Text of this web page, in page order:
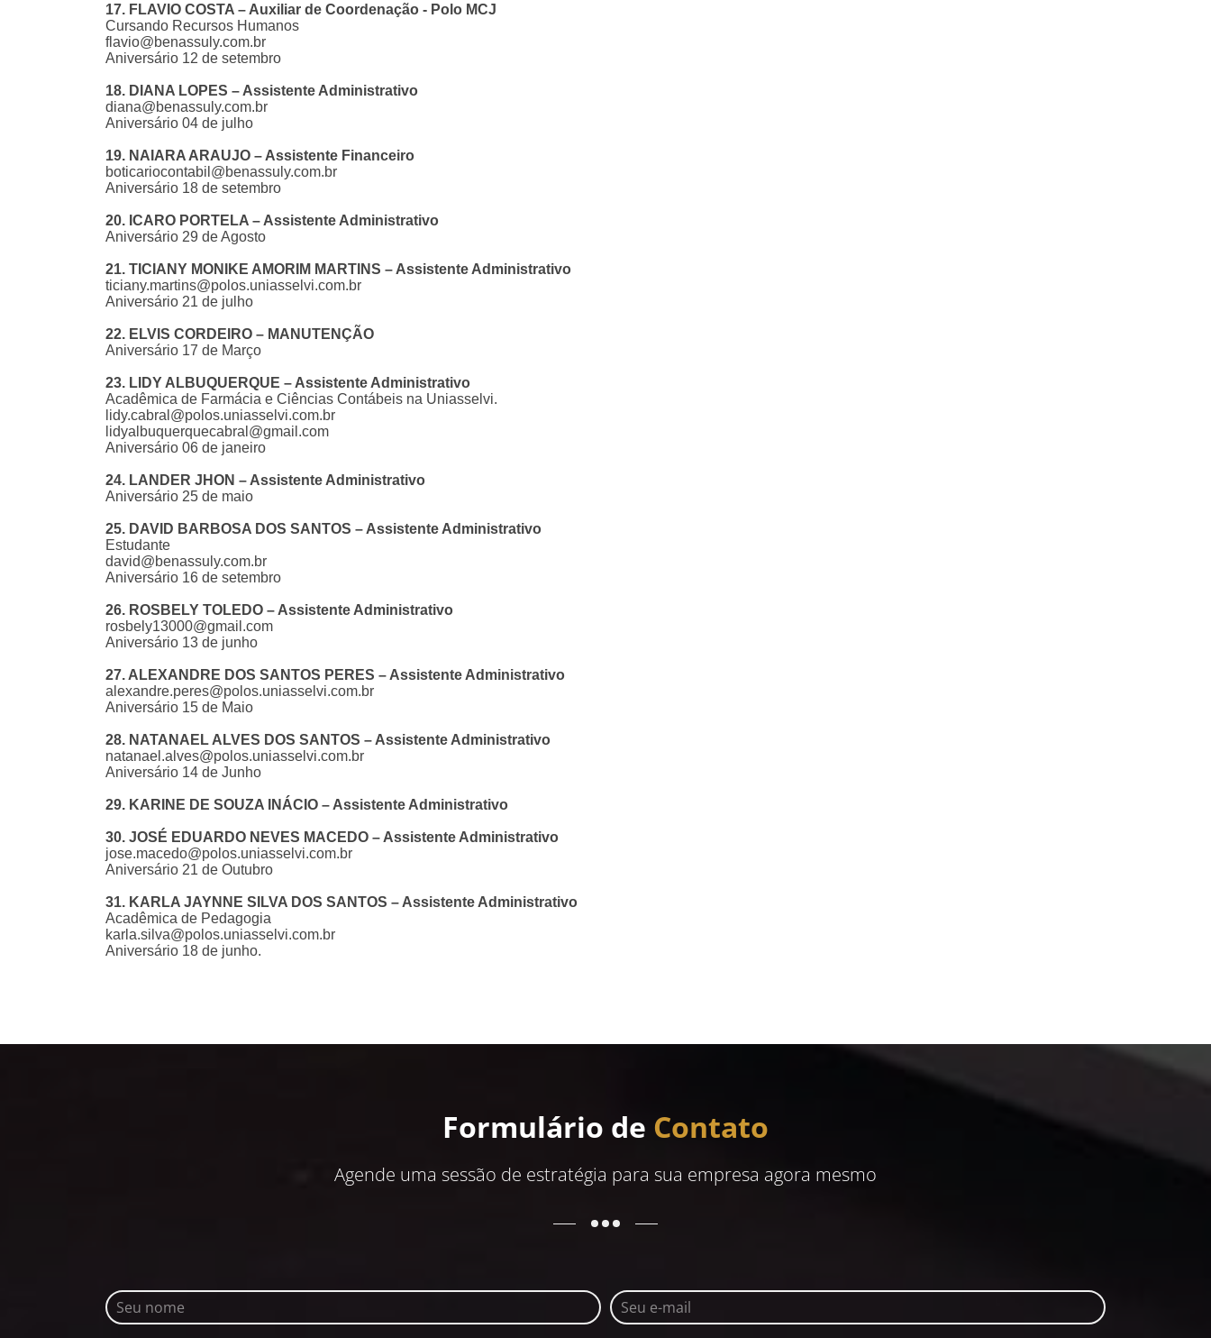
17. FLAVIO COSTA – Auxiliar de Coordenação - Polo MCJ
Cursando Recursos Humanos
flavio@benassuly.com.br
Aniversário 12 de setembro
18. DIANA LOPES – Assistente Administrativo
diana@benassuly.com.br
Aniversário 04 de julho
19. NAIARA ARAUJO – Assistente Financeiro
boticariocontabil@benassuly.com.br
Aniversário 18 de setembro
20. ICARO PORTELA – Assistente Administrativo
Aniversário 29 de Agosto
21. TICIANY MONIKE AMORIM MARTINS – Assistente Administrativo
ticiany.martins@polos.uniasselvi.com.br
Aniversário 21 de julho
22. ELVIS CORDEIRO – MANUTENÇÃO
Aniversário 17 de Março
23. LIDY ALBUQUERQUE – Assistente Administrativo
Acadêmica de Farmácia e Ciências Contábeis na Uniasselvi.
lidy.cabral@polos.uniasselvi.com.br
lidyalbuquerquecabral@gmail.com
Aniversário 06 de janeiro
24. LANDER JHON – Assistente Administrativo
Aniversário 25 de maio
25. DAVID BARBOSA DOS SANTOS – Assistente Administrativo
Estudante
david@benassuly.com.br
Aniversário 16 de setembro
26. ROSBELY TOLEDO – Assistente Administrativo
rosbely13000@gmail.com
Aniversário 13 de junho
27. ALEXANDRE DOS SANTOS PERES – Assistente Administrativo
alexandre.peres@polos.uniasselvi.com.br
Aniversário 15 de Maio
28. NATANAEL ALVES DOS SANTOS – Assistente Administrativo
natanael.alves@polos.uniasselvi.com.br
Aniversário 14 de Junho
29. KARINE DE SOUZA INÁCIO – Assistente Administrativo
30. JOSÉ EDUARDO NEVES MACEDO – Assistente Administrativo
jose.macedo@polos.uniasselvi.com.br
Aniversário 21 de Outubro
31. KARLA JAYNNE SILVA DOS SANTOS – Assistente Administrativo
Acadêmica de Pedagogia
karla.silva@polos.uniasselvi.com.br
Aniversário 18 de junho.
Formulário de Contato
Agende uma sessão de estratégia para sua empresa agora mesmo